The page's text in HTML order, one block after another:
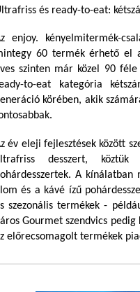
és ready-to-eat:
enjoy. kényelmitermék-
60 termék érhető el
szinten már közel 90
to-eat kategória
körében, akik
év eleji fejlesztések között
desszert,
A
és a kávé ízű
szezonális termékek -
Gourmet szendvics
előrecsomagolt termékek